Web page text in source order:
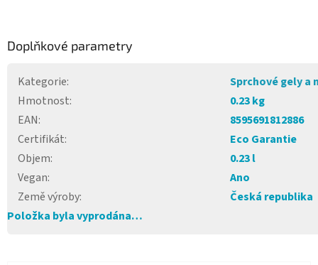
Doplňkové parametry
Kategorie:
Sprchové gely a
Hmotnost:
0.23 kg
EAN:
8595691812886
Certifikát:
Eco Garantie
Objem:
0.23 l
Vegan:
Ano
Země výroby:
Česká republika
Položka byla vyprodána…